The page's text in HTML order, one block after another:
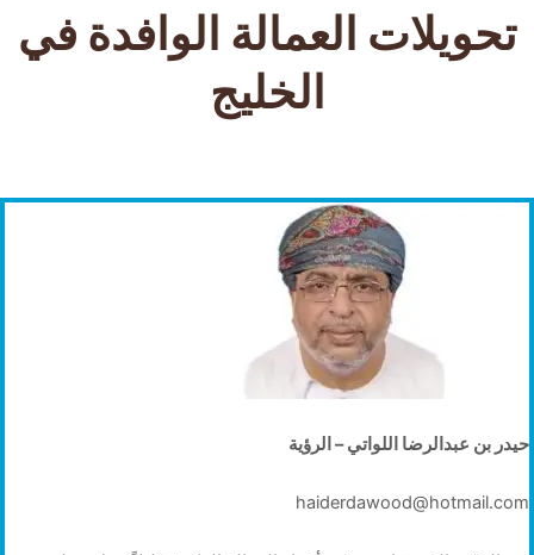
تحويلات العمالة الوافدة في
الخليج
حيدر بن عبدالرضا اللواتي – الرؤية
haiderdawood@hotmail.com